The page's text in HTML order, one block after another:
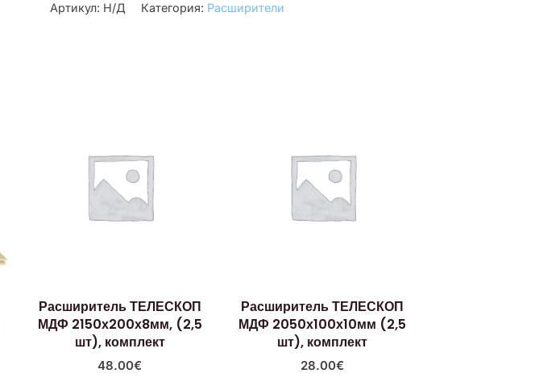
Артикул: Н/Д Категория: Расширители
Расширитель ТЕЛЕСКОП
МДФ 2150х200х8мм, (2,5
шт), комплект
48.00€
Расширитель ТЕЛЕСКОП
МДФ 2050х100х10мм (2,5
шт), комплект
28.00€